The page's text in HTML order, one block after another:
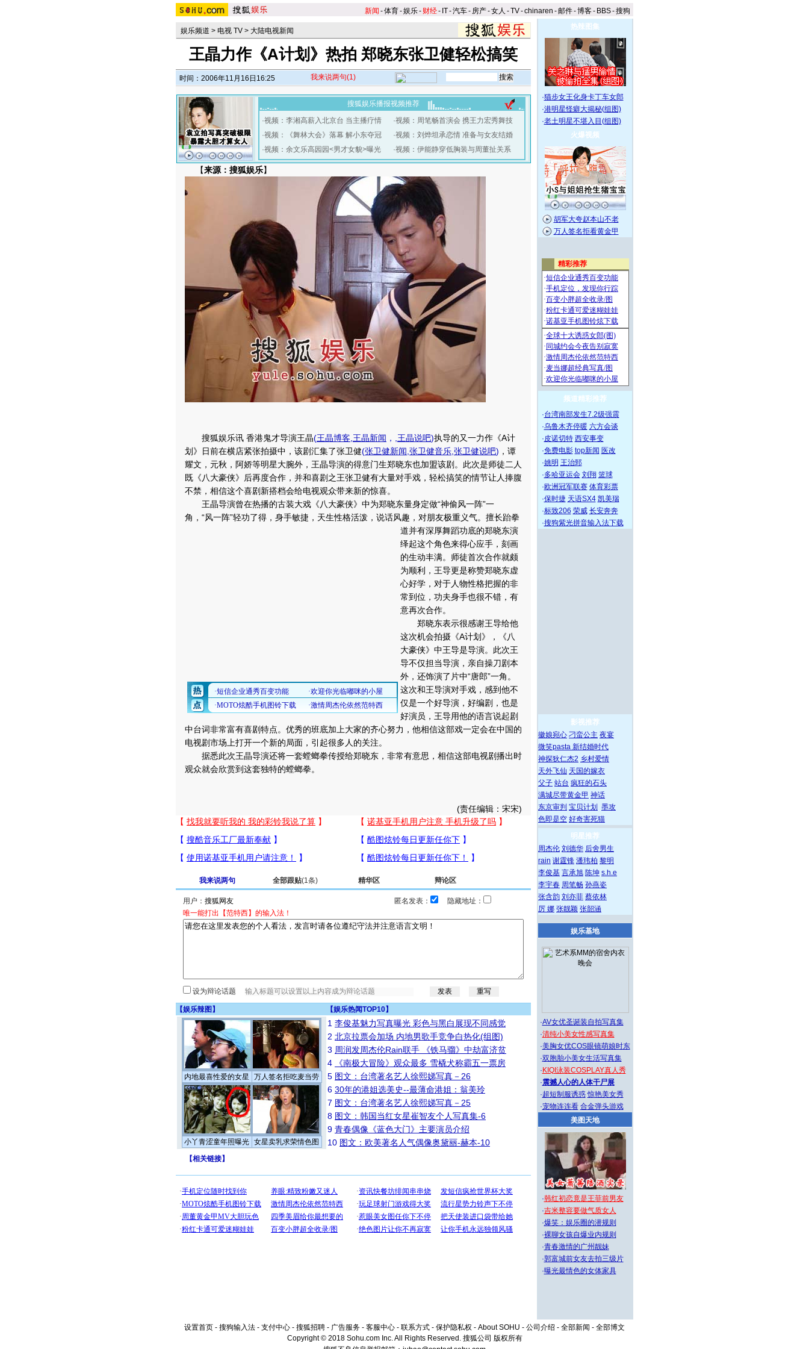
新闻 -体育-娱乐- 财经- IT-汽车- 房产-女人 -TV-chinaren -邮件-博客- BBS-搜狗
娱乐频道 > 电视 TV > 大陆电视新闻
王晶力作《A计划》热拍 郑晓东张卫健轻松搞笑
时间：2006年11月16日16:25 我来说两句(1)
搜狐娱乐播报视频推荐
·视频：李湘高薪入北京台 当主播疗情
·视频：《舞林大会》落幕 解小东夺冠
·视频：余文乐高园园<男才女貌>曝光
·视频：周笔畅首演会 携王力宏秀舞技
·视频：刘烨坦承恋情 准备与女友结婚
·视频：伊能静穿低胸装与周董扯关系
【来源：搜狐娱乐】
搜狐娱乐讯 香港鬼才导演王晶(王晶博客 王晶新闻 ，, 王晶说吧)执导的又一力作《A计
划》日前在横店紧张拍摄中，该剧汇集了张卫健(张卫健新闻 张卫健音乐 张卫健说吧) ，谭
耀文，元秋，阿娇等明星大腕外，王晶导演的得意门生郑晓东也加盟该剧。此次是师徒二人
既《八大豪侠》后再度合作，并和喜剧之王张卫健有大量对手戏，轻松搞笑的情节让人捧腹
不禁，相信这个喜剧新搭档会给电视观众带来新的惊喜。
王晶导演曾在热播的古装大戏《八大豪侠》中为郑晓东量身定做“神偷风一阵”一
角，“风一阵”轻功了得，身手敏捷，天生性格活泼，说话风趣，对朋友极重义气。 擅长跆拳
道并有深厚舞蹈功底的郑晓东演
绎起这个角色来得心应手，刻画
的生动丰满。师徒首次合作就颇
为顺利，王导更是称赞郑晓东虚
心好学，对于人物性格把握的非
常到位，功夫身手也很不错，有
意再次合作。
郑晓东表示很感谢王导给他
这次机会拍摄《A计划》，《八
大豪侠》中王导是导演。此次王
导不仅担当导演，亲自操刀剧本
外，还饰演了片中“唐郎”一角。
这次和王导演对手戏，感到他不
仅是一个好导演，好编剧，也是
好演员，王导用他的语言说起剧
中台词非常富有喜剧特点。优秀的班底加上大家的齐心努力，他相信这部戏一定会在中国的
电视剧市场上打开一个新的局面，引起很多人的关注。
据悉此次王晶导演还将一套螳螂拳传授给郑晓东，非常有意思，相信这部电视剧播出时
观众就会欣赏到这套独特的螳螂拳。
(责任编辑：宋宋)
我来说两句 全部跟贴(1条) 精华区 辩论区
用户： 匿名发表：
隐藏地址：
唯一能打出【范特西】的输入法！
设为辩论话题
【娱乐辣图 】 【娱乐热闻TOP10】
内地最喜性爱的女星 万人签名拒吃麦当劳
小丫青涩童年照曝光 女星卖乳求荣情色图
1 李俊基魅力写真曝光 彩色与黑白展现不同感觉
2 北京拉票会加场 内地男歌手竞争白热化(组图)
3 周润发周杰伦Rain联手 《铁马骝》中劫富济贫
4
《南极大冒险》观众最多 雪橇犬称霸五一票房
5 图文：台湾著名艺人徐熙娣写真－26
6 30年的港姐选美史--最薄命港姐：翁美玲
7 图文：台湾著名艺人徐熙娣写真－25
8 图文：韩国当红女星崔智友个人写真集-6
9 青春偶像《蓝色大门》主要演员介绍
10 图文：欧美著名人气偶像奥黛丽-赫本-10
【相关链接】
热辣图集
·猫步女王化身卡丁车女郎
·港明星怪癖大揭秘(组图)
·老土明星不堪入目(组图)
火爆视频
胡军大夸赵本山不老
万人签名拒看黄金甲
频道精彩推荐
·台湾南部发生7.2级强震
·乌鲁木齐停暖 六方会谈
·皮诺切特 西安事变
·免费电影 top新闻 医改
·姚明 王治郅
·多哈亚运会 刘翔 篮球
·欧洲冠军联赛 体育彩票
·保时捷 天语SX4 凯美瑞
·标致206 荣威 长安奔奔
·搜狗紫光拼音输入法下载
影视推荐
徽娘宛心 刁蛮公主 夜宴
微笑pasta 新结婚时代
神探狄仁杰2 乡村爱情
天外飞仙 天国的嫁衣
父子 站台 疯狂的石头
满城尽带黄金甲 神话
东京审判 宝贝计划
墨攻
色即是空 好奇害死猫
明星推荐
周杰伦 刘德华 后舍男生
rain 谢霆锋 潘玮柏 黎明
李俊基 言承旭 陈坤 s.h.e
李宇春 周笔畅 孙燕姿
张含韵 刘亦菲 蔡依林
厉 娜 张靓颖 张韶涵
娱乐基地
·AV女优圣诞装自拍写真集
·清纯小美女性感写真集
·美胸女优COS眼镜萌娘时东
·双胞胎小美女生活写真集
· KIQI泳装COSPLAY真人秀
·震撼人心的人体干尸展
·超短制服诱惑 惊艳美女秀
·宠物连连看 合金弹头游戏
美图天地
·韩红初恋竟是王菲前男友
·吉米整容要做气质女人
·爆笑：娱乐圈的潜规则
·裸聊女孩自爆业内规则
·青春激情的广州靓妹
·郭富城前女友去拍三级片
·曝光最情色的女体家具
设置首页 - 搜狗输入法 - 支付中心 - 搜狐招聘 - 广告服务 - 客服中心 - 联系方式 - 保护隐私权 - About SOHU - 公司介绍 - 全部新闻 - 全部博文
Copyright © 2018 Sohu.com Inc. All Rights Reserved.搜狐公司 版权所有